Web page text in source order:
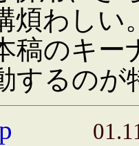
煩わしい
稿のキ
するのが